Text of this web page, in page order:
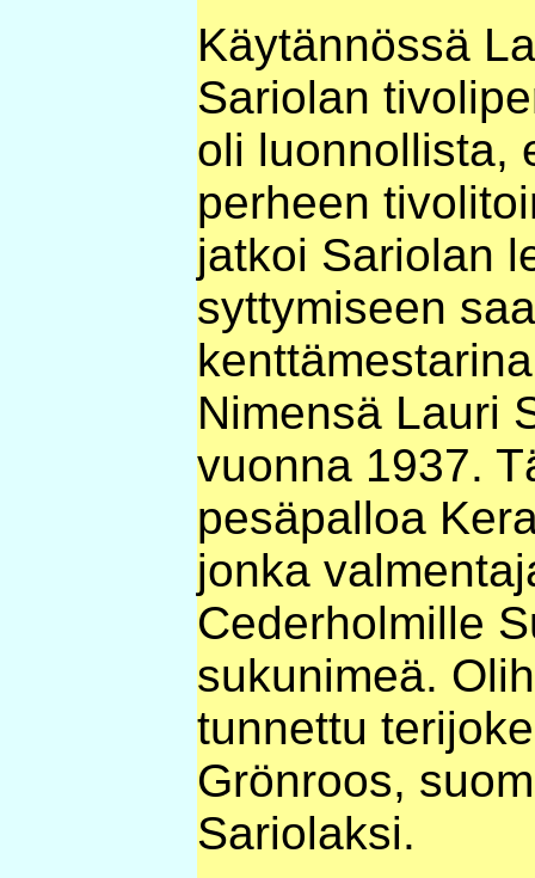
Käytännössä
Sariolan
oli luonnollista,
perheen
jatkoi Sariolan
syttymiseen
Nimensä Lauri
vuonna 1937.
pesäpalloa
jonka
Cederholmille
sukunimeä.
tunnettu
Grönroos,
Sariolaksi.